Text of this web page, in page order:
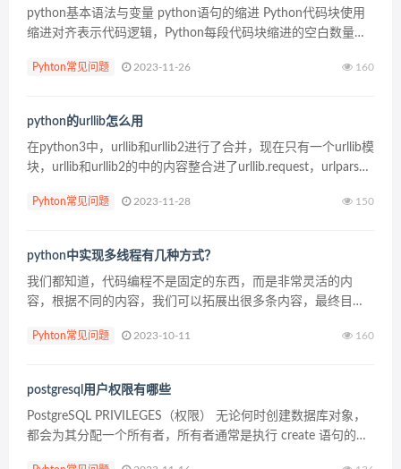
python基本语法与变量 python语句的缩进 Python代码块使用
缩进对齐表示代码逻辑，Python每段代码块缩进的空白数量可
量。建议在代码块的每个缩进层次使...
Pyhton常见问题 2023-11-26 160
python的urllib怎么用
在python3中，urllib和urllib2进行了合并，现在只有一个urllib模
块，urllib和urllib2的中的内容整合进了urllib.request，urlparse
Pyhton常见问题 2023-11-28 150
python中实现多线程有几种方式？
我们都知道，代码编程不是固定的东西，而是非常灵活的内
容，根据不同的内容，我们可以拓展出很多条内容，最终目的
线程吧~以及实现的几种方式。 1. 用函数创建多线程 在Py...
Pyhton常见问题 2023-10-11 160
postgresql用户权限有哪些
PostgreSQL PRIVILEGES（权限） 无论何时创建数据库对象，
都会为其分配一个所有者，所有者通常是执行 create 语句的